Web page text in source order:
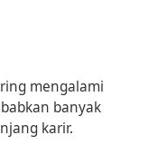
mengalami
banyak
karir.